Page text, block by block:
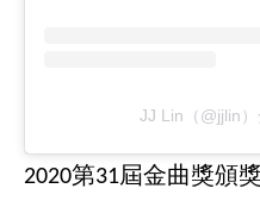
JJ Lin（@jjlin
2020第31屆金曲獎頒